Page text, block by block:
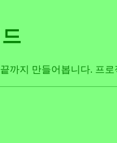
까지 만들어봅니다.